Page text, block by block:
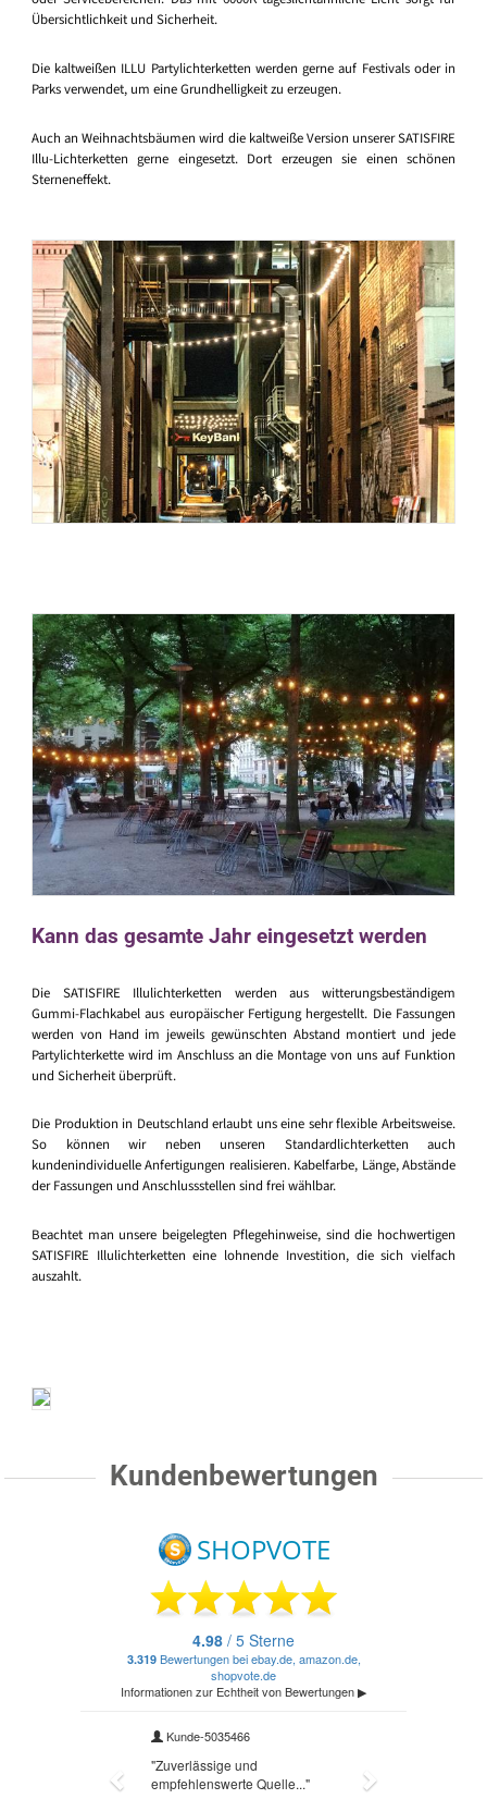
Übersichtlichkeit und Sicherheit.
Die kaltweißen ILLU Partylichterketten werden gerne auf Festivals oder in
Parks verwendet, um eine Grundhelligkeit zu erzeugen.
Auch an Weihnachtsbäumen wird die kaltweiße Version unserer SATISFIRE
Illu-Lichterketten gerne eingesetzt. Dort erzeugen sie einen schönen
Sterneneffekt.
Kann das gesamte Jahr eingesetzt werden
Die SATISFIRE Illulichterketten werden aus witterungsbeständigem
Gummi-Flachkabel aus europäischer Fertigung hergestellt. Die Fassungen
werden von Hand im jeweils gewünschten Abstand montiert und jede
Partylichterkette wird im Anschluss an die Montage von uns auf Funktion
und Sicherheit überprüft.
Die Produktion in Deutschland erlaubt uns eine sehr flexible Arbeitsweise.
So können wir neben unseren Standardlichterketten auch
kundenindividuelle Anfertigungen realisieren. Kabelfarbe, Länge, Abstände
der Fassungen und Anschlussstellen sind frei wählbar.
Beachtet man unsere beigelegten Pflegehinweise, sind die hochwertigen
SATISFIRE Illulichterketten eine lohnende Investition, die sich vielfach
auszahlt.
Kundenbewertungen